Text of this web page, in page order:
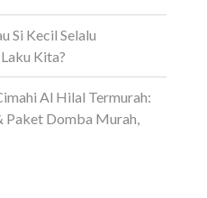
Si Kecil Selalu
Kita?
Al Hilal Termurah:
Paket Domba Murah,